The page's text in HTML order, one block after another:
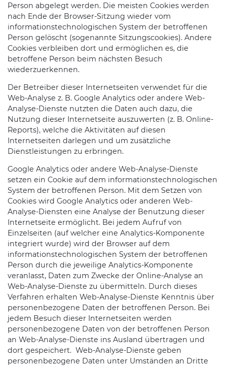
Person abgelegt werden. Die meisten Cookies werden
nach Ende der Browser-Sitzung wieder vom
informationstechnologischen System der betroffenen
Person gelöscht (sogenannte Sitzungscookies). Andere
Cookies verbleiben dort und ermöglichen es, die
betroffene Person beim nächsten Besuch
wiederzuerkennen.
Der Betreiber dieser Internetseiten verwendet für die
Web-Analyse z. B. Google Analytics oder andere Web-
Analyse-Dienste nutzten die Daten auch dazu, die
Nutzung dieser Internetseite auszuwerten (z. B. Online-
Reports), welche die Aktivitäten auf diesen
Internetseiten darlegen und um zusätzliche
Dienstleistungen zu erbringen.
Google Analytics oder andere Web-Analyse-Dienste
setzen ein Cookie auf dem informationstechnologischen
System der betroffenen Person. Mit dem Setzen von
Cookies wird Google Analytics oder anderen Web-
Analyse-Diensten eine Analyse der Benutzung dieser
Internetseite ermöglicht. Bei jedem Aufruf von
Einzelseiten (auf welcher eine Analytics-Komponente
integriert wurde) wird der Browser auf dem
informationstechnologischen System der betroffenen
Person durch die jeweilige Analytics-Komponente
veranlasst, Daten zum Zwecke der Online-Analyse an
Web-Analyse-Dienste zu übermitteln. Durch dieses
Verfahren erhalten Web-Analyse-Dienste Kenntnis über
personenbezogene Daten der betroffenen Person. Bei
jedem Besuch dieser Internetseiten werden
personenbezogene Daten von der betroffenen Person
an Web-Analyse-Dienste ins Ausland übertragen und
dort gespeichert. Web-Analyse-Dienste geben
personenbezogene Daten unter Umständen an Dritte